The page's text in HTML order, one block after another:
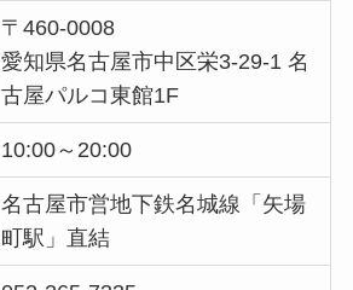
〒460-0008
愛知県名古屋市中区栄3-29-1 名
古屋パルコ東館1F
10:00～20:00
名古屋市営地下鉄名城線「矢場
町駅」直結